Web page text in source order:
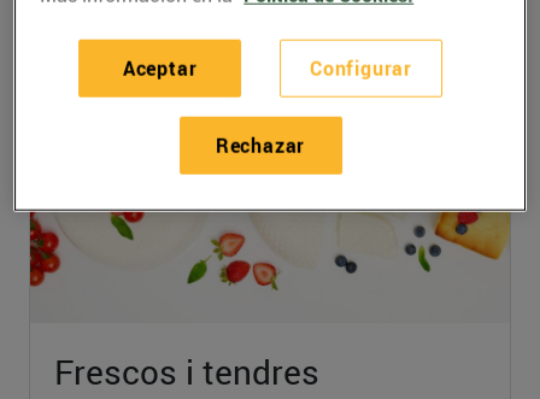
Frescos i tendres
Configurar
Rechazar
Aceptar